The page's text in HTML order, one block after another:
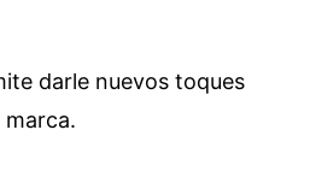
darle nuevos toques